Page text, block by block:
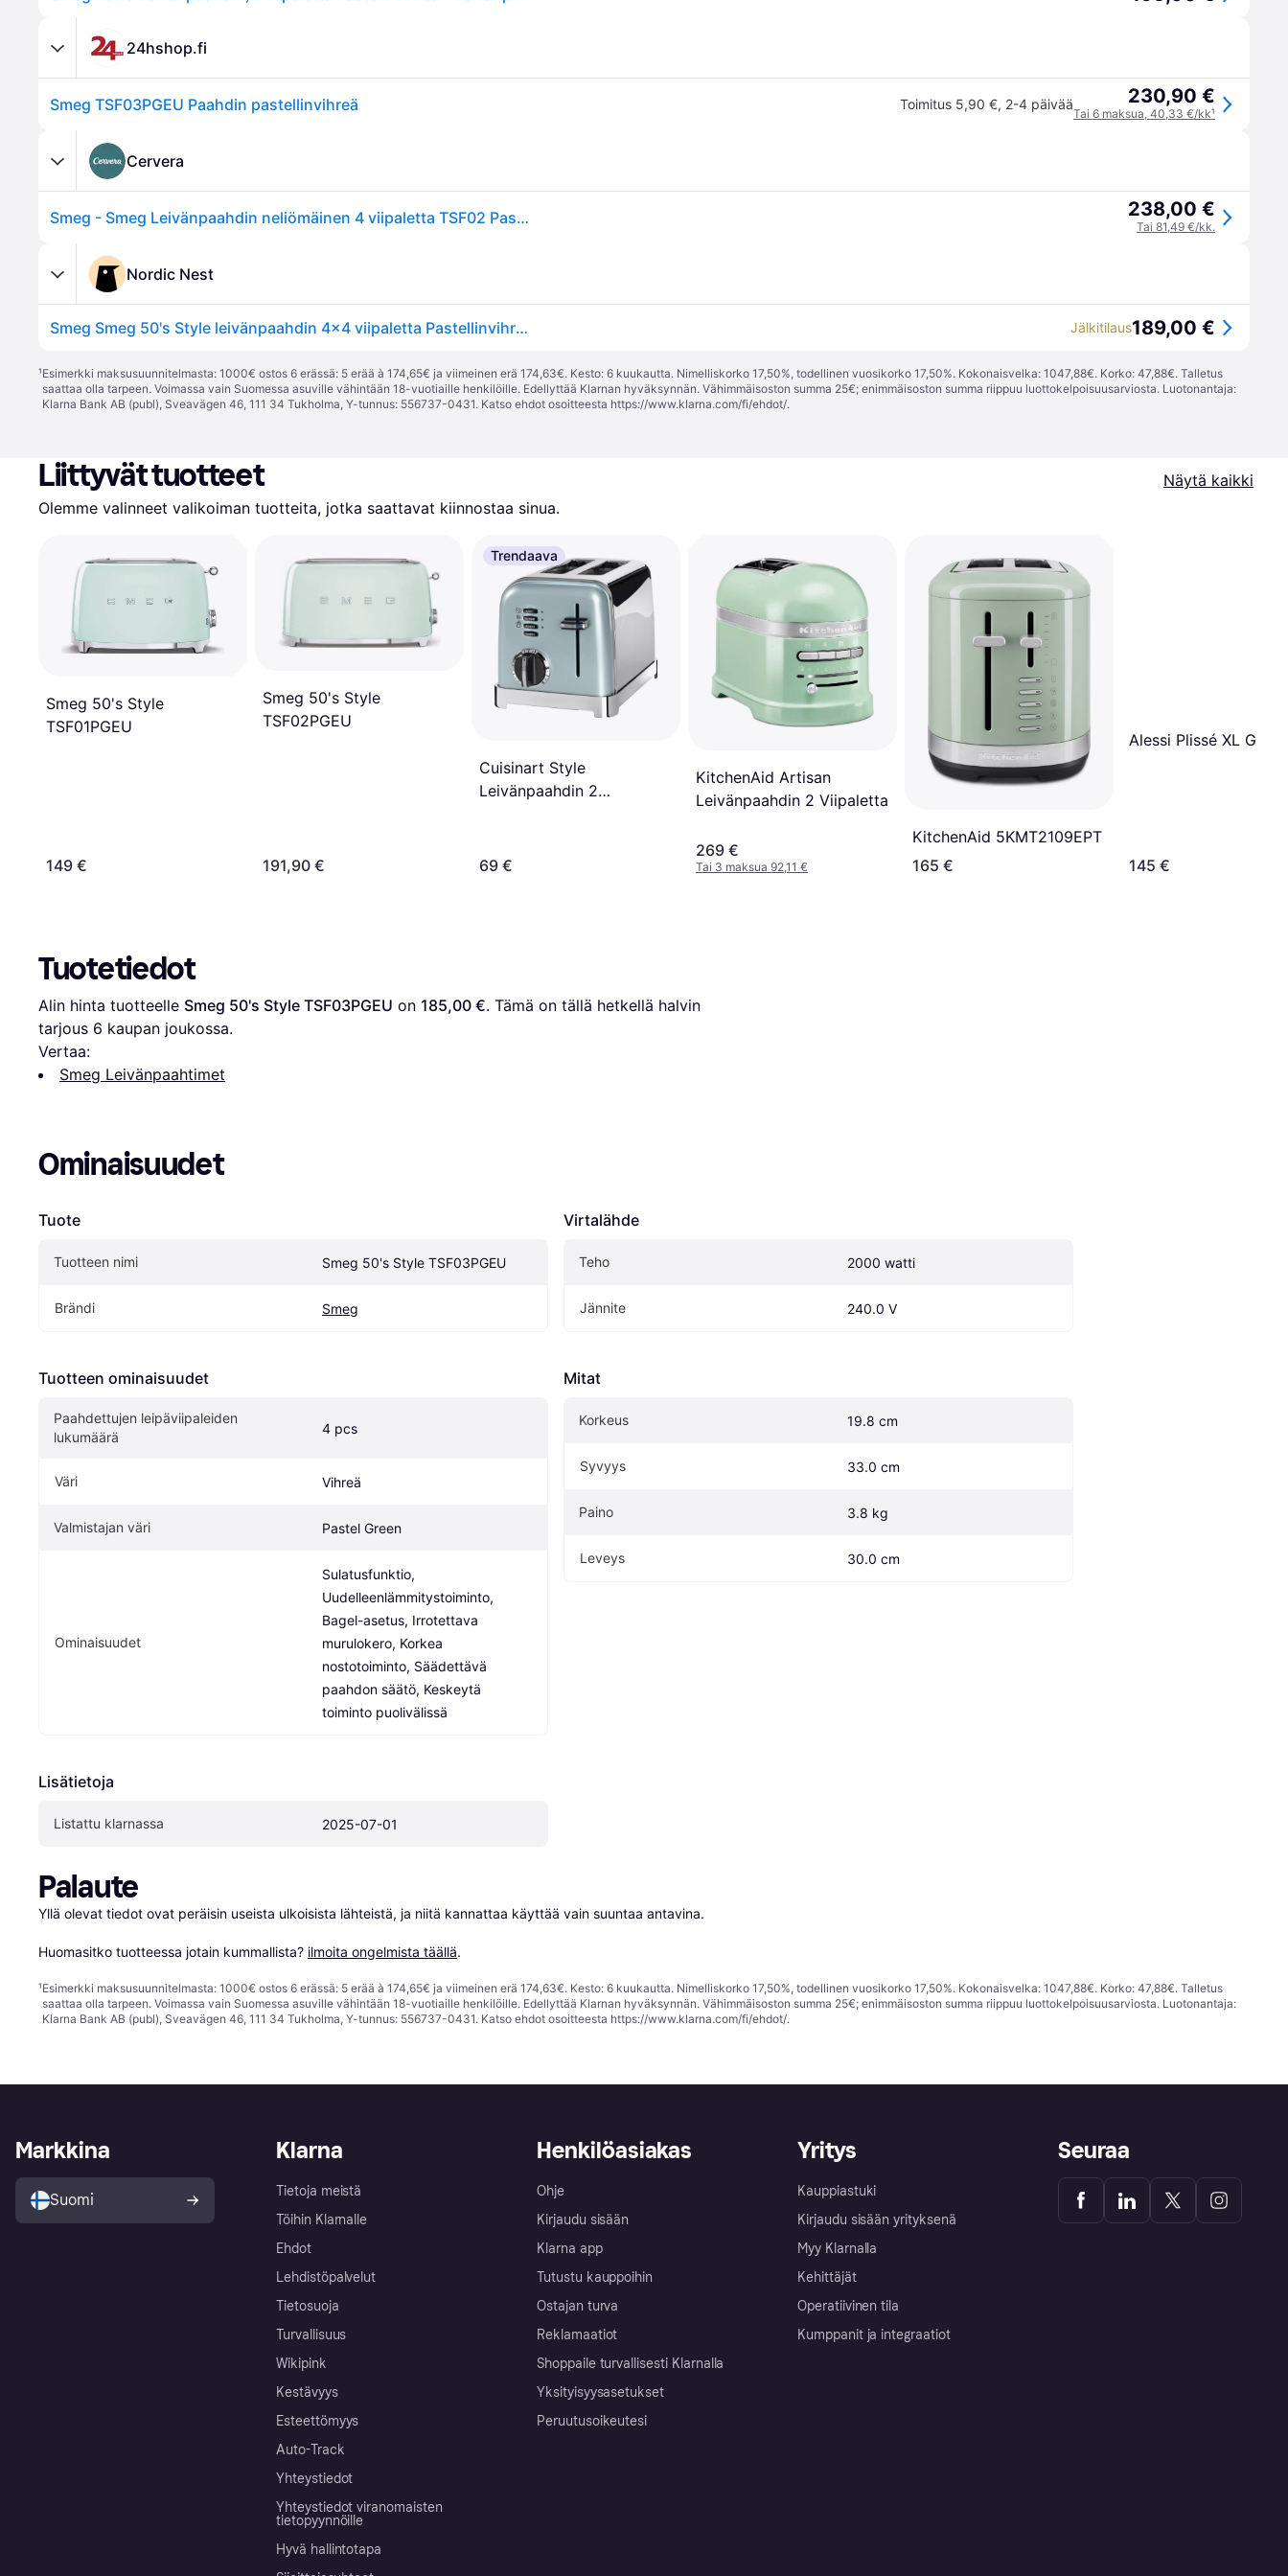
24hshop.fi
Smeg TSF03PGEU Paahdin pastellinvihreä Toimitus 5,90 €, 2-4 päivää 230,90 €
Tai 6 maksua, 40,33 €/kk¹
Cervera
Smeg - Smeg Leivänpaahdin neliömäinen 4 viipaletta TSF02 Pastellinvihreä 238,00 €
Tai 81,49 €/kk.
Nordic Nest
Smeg Smeg 50's Style leivänpaahdin 4x4 viipaletta Pastellinvihreä Jälkitilaus189,00 €
¹Esimerkki maksusuunnitelmasta: 1000€ ostos 6 erässä: 5 erää à 174,65€ ja viimeinen erä 174,63€. Kesto: 6 kuukautta. Nimelliskorko 17,50%, todellinen vuosikorko 17,50%. Kokonaisvelka: 1047,88€. Korko: 47,88€. Talletus
saattaa olla tarpeen. Voimassa vain Suomessa asuville vähintään 18-vuotiaille henkilöille. Edellyttää Klarnan hyväksynnän. Vähimmäisoston summa 25€; enimmäisoston summa riippuu luottokelpoisuusarviosta. Luotonantaja:
Klarna Bank AB (publ), Sveavägen 46, 111 34 Tukholma, Y-tunnus: 556737-0431. Katso ehdot osoitteesta https://www.klarna.com/fi/ehdot/.
Liittyvät tuotteet
Näytä kaikki
Olemme valinneet valikoiman tuotteita, jotka saattavat kiinnostaa sinua.
Smeg 50's Style
TSF01PGEU
149 €
Smeg 50's Style
TSF02PGEU
191,90 €
Trendaava
Cuisinart Style
Leivänpaahdin 2
69 €
KitchenAid Artisan
Leivänpaahdin 2 Viipaletta
269 €
Tai 3 maksua 92,11 €
KitchenAid 5KMT2109EPT
165 €
Alessi Plissé XL Green
145 €
Tuotetiedot
Alin hinta tuotteelle Smeg 50's Style TSF03PGEU on 185,00 €. Tämä on tällä hetkellä halvin
tarjous 6 kaupan joukossa.
Vertaa:
Smeg Leivänpaahtimet
Ominaisuudet
Tuote
Tuotteen nimi Smeg 50's Style TSF03PGEU
Brändi Smeg
Tuotteen ominaisuudet
Paahdettujen leipäviipaleiden
lukumäärä
4 pcs
Väri Vihreä
Valmistajan väri Pastel Green
Ominaisuudet
Sulatusfunktio,
Uudelleenlämmitystoiminto,
Bagel-asetus, Irrotettava
murulokero, Korkea
nostotoiminto, Säädettävä
paahdon säätö, Keskeytä
toiminto puolivälissä
Lisätietoja
Listattu klarnassa 2025-07-01
Virtalähde
Teho 2000 watti
Jännite 240.0 V
Mitat
Korkeus 19.8 cm
Syvyys 33.0 cm
Paino 3.8 kg
Leveys 30.0 cm
Palaute
Yllä olevat tiedot ovat peräisin useista ulkoisista lähteistä, ja niitä kannattaa käyttää vain suuntaa antavina.
Huomasitko tuotteessa jotain kummallista? ilmoita ongelmista täällä.
¹Esimerkki maksusuunnitelmasta: 1000€ ostos 6 erässä: 5 erää à 174,65€ ja viimeinen erä 174,63€. Kesto: 6 kuukautta. Nimelliskorko 17,50%, todellinen vuosikorko 17,50%. Kokonaisvelka: 1047,88€. Korko: 47,88€. Talletus
saattaa olla tarpeen. Voimassa vain Suomessa asuville vähintään 18-vuotiaille henkilöille. Edellyttää Klarnan hyväksynnän. Vähimmäisoston summa 25€; enimmäisoston summa riippuu luottokelpoisuusarviosta. Luotonantaja:
Klarna Bank AB (publ), Sveavägen 46, 111 34 Tukholma, Y-tunnus: 556737-0431. Katso ehdot osoitteesta https://www.klarna.com/fi/ehdot/.
Klarna
Tietoja meistä
Töihin Klarnalle
Ehdot
Lehdistöpalvelut
Tietosuoja
Turvallisuus
Wikipink
Kestävyys
Esteettömyys
Auto-Track
Yhteystiedot
Yhteystiedot viranomaisten
tietopyynnöille
Hyvä hallintotapa
Henkilöasiakas
Ohje
Kirjaudu sisään
Klarna app
Tutustu kauppoihin
Ostajan turva
Reklamaatiot
Shoppaile turvallisesti Klarnalla
Yksityisyysasetukset
Peruutusoikeutesi
Yritys
Kauppiastuki
Kirjaudu sisään yrityksenä
Myy Klarnalla
Kehittäjät
Operatiivinen tila
Kumppanit ja integraatiot
Markkina
Suomi
Seuraa